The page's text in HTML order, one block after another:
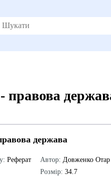
правова
держава
Реферат
Автор: Довженко Отар
Розмір: 34.7